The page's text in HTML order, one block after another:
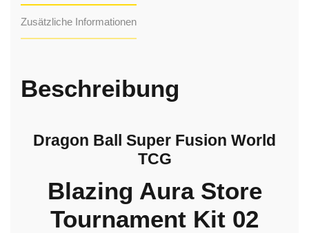
Zusätzliche Informationen
Beschreibung
Dragon Ball Super Fusion World
TCG
Blazing Aura Store
Tournament Kit 02